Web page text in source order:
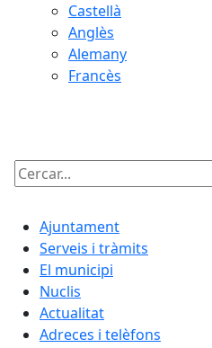
Castellà
Anglès
Alemany
Francès
Cercar:
Ajuntament
Serveis i tràmits
El municipi
Nuclis
Actualitat
Adreces i telèfons